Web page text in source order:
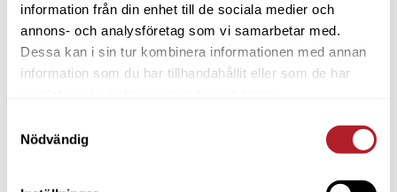
information från din enhet till de sociala medier och
annons- och analysföretag som vi samarbetar med.
Dessa kan i sin tur kombinera informationen med annan
information som du har tillhandahållit eller som de har
Nödvändig